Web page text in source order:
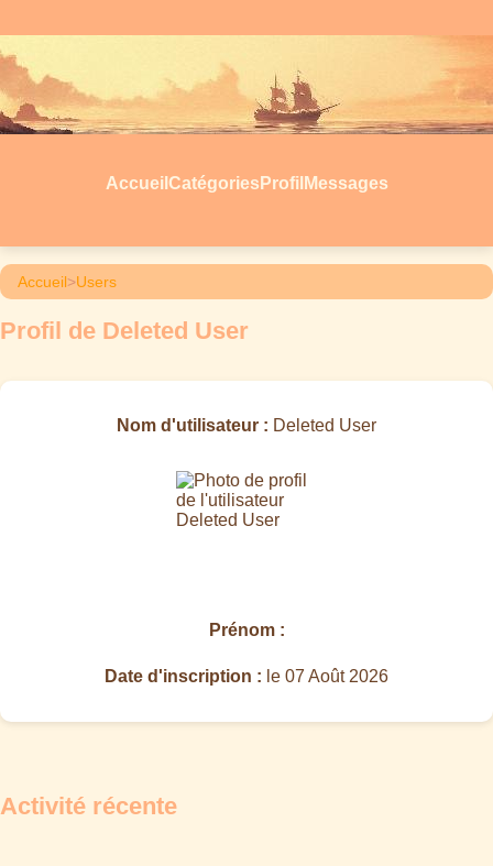
Accueil Catégories Profil Messages
Accueil>Users
Profil de Deleted User
Nom d'utilisateur : Deleted User
Prénom :
Date d'inscription : le 07 Août 2026
Activité récente